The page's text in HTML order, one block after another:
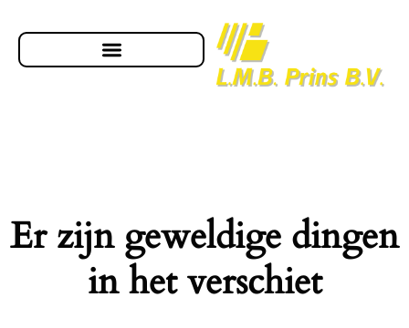
Er zijn geweldige dingen
in het verschiet